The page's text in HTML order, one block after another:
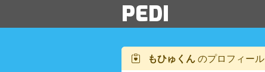
PEDI
もひゅくんのプロフィール